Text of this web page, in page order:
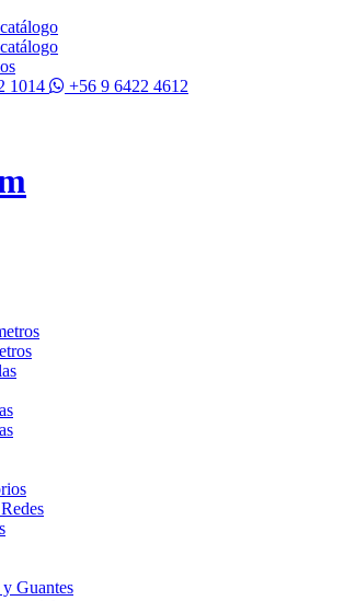
1014
+56 9 6422 4612
y Guantes